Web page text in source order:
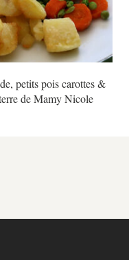
petits pois carottes &
de Mamy Nicole